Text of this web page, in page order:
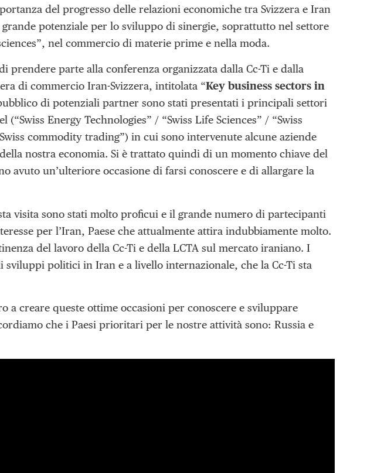
del progresso delle relazioni economiche tra Svizzera e Iran
potenziale per lo sviluppo di sinergie, soprattutto nel settore
nel commercio di materie prime e nella moda.
parte alla conferenza organizzata dalla Cc-Ti e dalla
di commercio Iran-Svizzera, intitolata “Key business sectors in
di potenziali partner sono stati presentati i principali settori
Energy Technologies” / “Swiss Life Sciences” / “Swiss
commodity trading”) in cui sono intervenute alcune aziende
nostra economia. Si è trattato quindi di un momento chiave del
avuto un’ulteriore occasione di farsi conoscere e di allargare la
visita sono stati molto proficui e il grande numero di partecipanti
per l’Iran, Paese che attualmente attira indubbiamente molto.
del lavoro della Cc-Ti e della LCTA sul mercato iraniano. I
sviluppi politici in Iran e a livello internazionale, che la Cc-Ti sta
a creare queste ottime occasioni per conoscere e sviluppare
che i Paesi prioritari per le nostre attività sono: Russia e